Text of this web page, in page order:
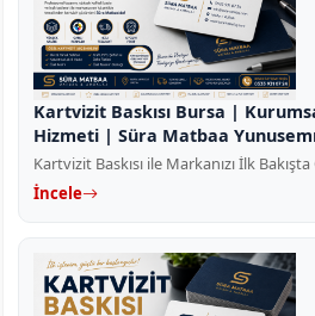
Kartvizit Baskısı Bursa |
Hizmeti | Süra Matbaa
Kartvizit Baskısı ile Markanızı İlk
İncele